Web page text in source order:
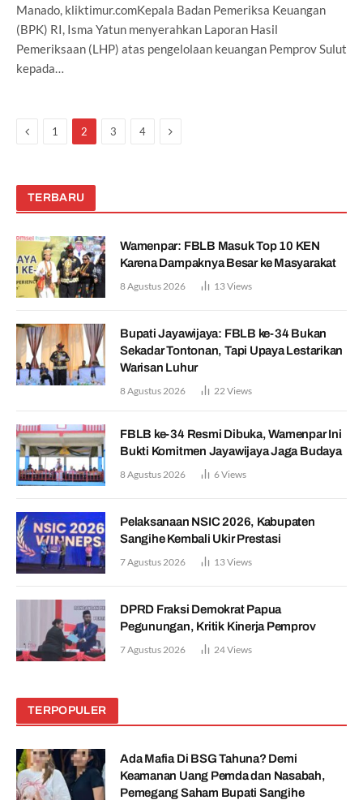
Manado, kliktimur.comKepala Badan Pemeriksa Keuangan
(BPK) RI, Isma Yatun menyerahkan Laporan Hasil
Pemeriksaan (LHP) atas pengelolaan keuangan Pemprov Sulut
kepada…
Previous
1 2 3 4 Next
TERBARU
Wamenpar: FBLB Masuk Top 10 KEN
Karena Dampaknya Besar ke Masyarakat
8 Agustus 2026 13Views
Bupati Jayawijaya: FBLB ke-34 Bukan
Sekadar Tontonan, Tapi Upaya Lestarikan
Warisan Luhur
8 Agustus 2026 22 Views
FBLB ke-34 Resmi Dibuka, Wamenpar Ini
Bukti Komitmen Jayawijaya Jaga Budaya
8 Agustus 2026 6Views
Pelaksanaan NSIC 2026, Kabupaten
Sangihe Kembali Ukir Prestasi
7 Agustus 2026 13Views
DPRD Fraksi Demokrat Papua
Pegunungan, Kritik Kinerja Pemprov
7 Agustus 2026 24Views
TERPOPULER
Ada Mafia Di BSG Tahuna? Demi
Keamanan Uang Pemda dan Nasabah,
Pemegang Saham Bupati Sangihe